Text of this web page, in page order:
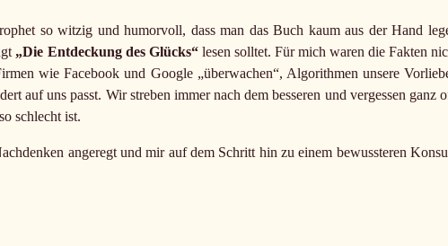
so witzig und humorvoll, dass man das Buch kaum aus der Hand
„Die Entdeckung des Glücks“lesen solltet. Für mich waren die Fakten
wie Facebook und Google „überwachen“, Algorithmen unsere
auf uns passt. Wir streben immer nach dem besseren und vergessen ganz
schlecht ist.
angeregt und mir auf dem Schritt hin zu einem bewussteren